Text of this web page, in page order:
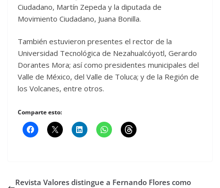
Ciudadano, Martín Zepeda y la diputada de
Movimiento Ciudadano, Juana Bonilla.
También estuvieron presentes el rector de la
Universidad Tecnológica de Nezahualcóyotl, Gerardo
Dorantes Mora; así como presidentes municipales del
Valle de México, del Valle de Toluca; y de la Región de
los Volcanes, entre otros.
Comparte esto:
Revista Valores distingue a Fernando Flores como